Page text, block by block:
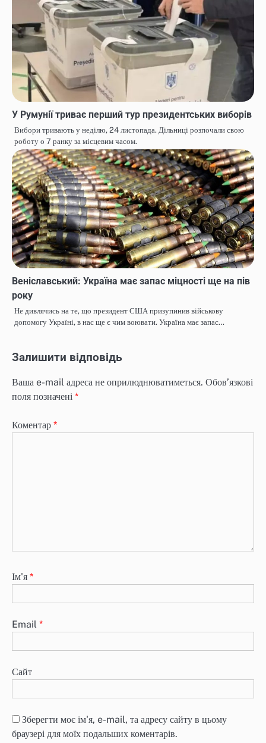
У Румунії триває перший тур президентських виборів
Вибори тривають у неділю, 24 листопада. Дільниці розпочали свою
роботу о 7 ранку за місцевим часом.
Веніславський: Україна має запас міцності ще на пів
року
Не дивлячись на те, що президент США призупинив військову
допомогу Україні, в нас ще є чим воювати. Україна має запас…
Залишити відповідь
Ваша e-mail адреса не оприлюднюватиметься. Обов’язкові
поля позначені *
Коментар *
Ім'я *
Email *
Сайт
Зберегти моє ім'я, e-mail, та адресу сайту в цьому
браузері для моїх подальших коментарів.